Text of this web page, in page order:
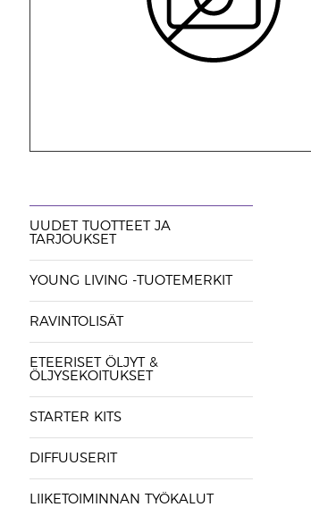
UUDET TUOTTEET JA
TARJOUKSET
YOUNG LIVING -TUOTEMERKIT
RAVINTOLISÄT
ETEERISET ÖLJYT &
ÖLJYSEKOITUKSET
STARTER KITS
DIFFUUSERIT
LIIKETOIMINNAN TYÖKALUT